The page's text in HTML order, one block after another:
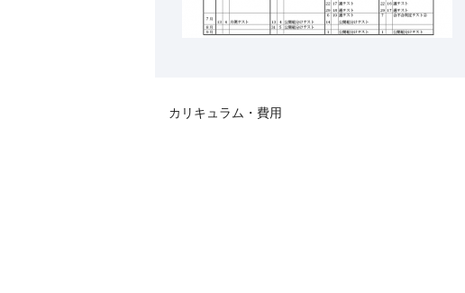
カリキュラム・費用